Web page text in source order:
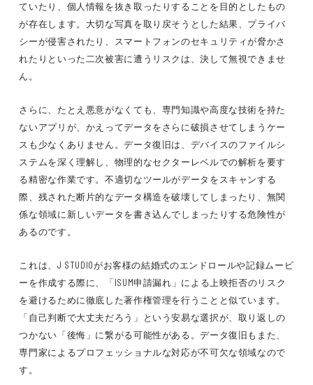
ていたり、個人情報を抜き取ったりすることを目的としたもの
が存在します。大切な写真を取り戻そうとした結果、プライバ
シーが侵害されたり、スマートフォンのセキュリティが脅かさ
れたりといった二次被害に遭うリスクは、決して無視できませ
ん。
さらに、たとえ悪意がなくても、専門知識や高度な技術を持た
ないアプリが、かえってデータをさらに破損させてしまうケー
スも少なくありません。データ復旧は、デバイスのファイルシ
ステムを深く理解し、物理的なセクターレベルでの解析を要す
る精密な作業です。不適切なツールがデータをスキャンする
際、残された断片的なデータ構造を破壊してしまったり、無関
係な領域に新しいデータを書き込んでしまったりする危険性が
あるのです。
これは、J STUDIOがお客様の結婚式のエンドロールや記録ムービ
ーを作成する際に、「ISUM申請漏れ」による上映拒否のリスク
を避けるために徹底した著作権管理を行うことと似ています。
「自己判断で大丈夫だろう」という安易な選択が、取り返しの
つかない「後悔」に繋がる可能性がある。データ復旧もまた、
専門家によるプロフェッショナルな対応が不可欠な領域なので
す。